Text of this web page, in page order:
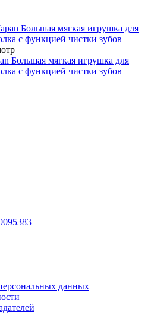
Большая мягкая игрушка для
с функцией чистки зубов
данных